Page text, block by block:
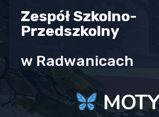
Zespół Szkolno-
Przedszkolny
w Radwanicach